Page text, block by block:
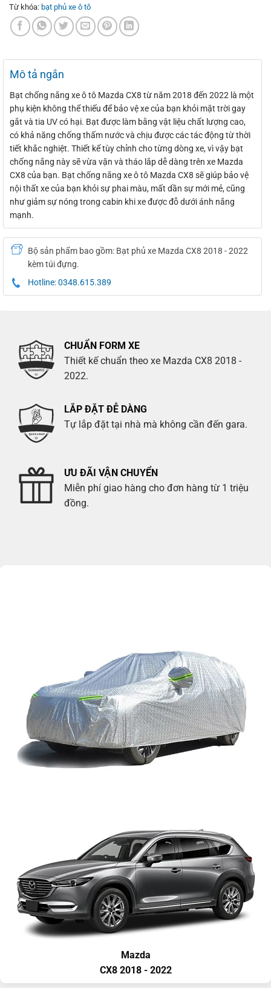
Từ khóa: bạt phủ xe ô tô
Mô tả ngắn
Bạt chống nắng xe ô tô Mazda CX8 từ năm 2018 đến 2022 là một
phụ kiện không thể thiếu để bảo vệ xe của bạn khỏi mặt trời gay
gắt và tia UV có hại. Bạt được làm bằng vật liệu chất lượng cao,
có khả năng chống thấm nước và chịu được các tác động từ thời
tiết khắc nghiệt. Thiết kế tùy chỉnh cho từng dòng xe, vì vậy bạt
chống nắng này sẽ vừa vặn và tháo lắp dễ dàng trên xe Mazda
CX8 của bạn. Bạt chống nắng xe ô tô Mazda CX8 sẽ giúp bảo vệ
nội thất xe của bạn khỏi sự phai màu, mất dần sự mới mẻ, cũng
như giảm sự nóng trong cabin khi xe được đỗ dưới ánh nắng
mạnh.
Bộ sản phẩm bao gồm: Bạt phủ xe Mazda CX8 2018 - 2022
kèm túi đựng.
Hotline: 0348.615.389
CHUẨN FORM XE
Thiết kế chuẩn theo xe Mazda CX8 2018 -
2022.
LẮP ĐẶT ĐỄ DÀNG
Tự lắp đặt tại nhà mà không cần đến gara.
ƯU ĐÃI VẬN CHUYỂN
Miễn phí giao hàng cho đơn hàng từ 1 triệu
đồng.
Mazda
CX8 2018 - 2022